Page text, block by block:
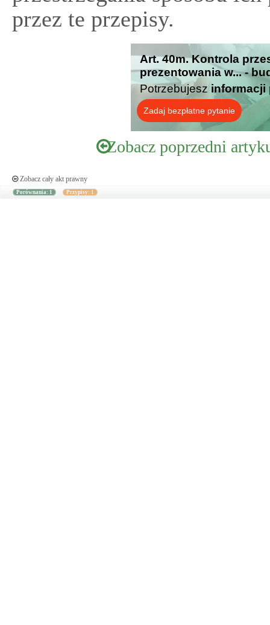
przez te przepisy.
Art. 40m. Kontrola
prezentowania w... -
Potrzebujesz informacji
Zadaj bezpłatne pytanie
Zobacz poprzedni
Zobacz cały akt prawny
Porównania: 1 Przypisy: 1